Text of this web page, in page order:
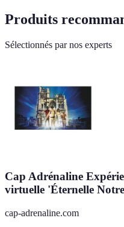
Produits
Sélectionnés par nos experts
Cap Adrénaline
virtuelle 'Éternelle
cap-adrenaline.com